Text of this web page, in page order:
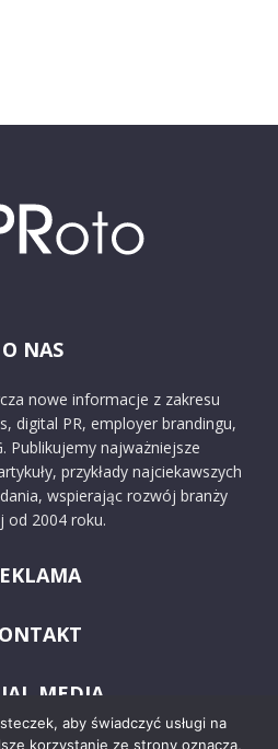
O NAS
nowe informacje z zakresu
digital PR, employer brandingu,
Publikujemy najważniejsze
przykłady najciekawszych
wspierając rozwój branży
od 2004 roku.
MEDIA
aby świadczyć usługi na
korzystanie ze strony oznacza,